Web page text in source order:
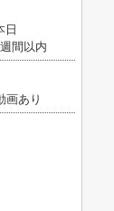
日
間以内
画あり